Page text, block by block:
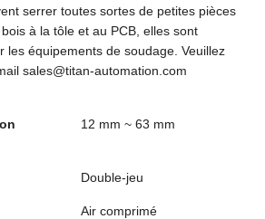
serrer toutes sortes de petites pièces
à la tôle et au PCB, elles sont
les équipements de soudage. Veuillez
sales@titan-automation.com
12 mm ~ 63 mm
Double-jeu
Air comprimé